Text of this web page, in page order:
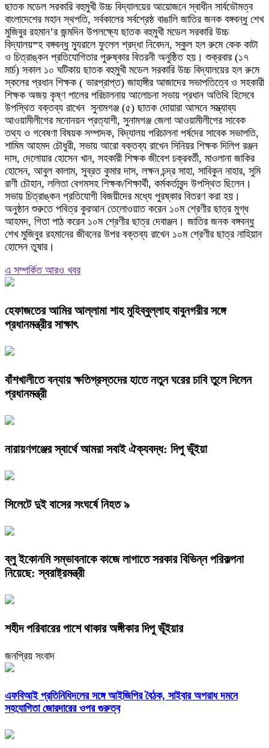
ছাতক মডেল সরকারি বহুমুখী উচ্চ বিদ্যালয়ের আয়োজনে স্বাধীন সার্বভৌমত্ব
বাংলাদেশের মহান স্থপতি, সর্বকালের সর্বশ্রেষ্ঠ বাঙালি জাতির জনক বঙ্গবন্ধু শেখ
মুজিবুর রহমান’র জন্মদিন উপলক্ষ্যে ছাতক বহুমুখী মডেল সরকারি উচ্চ
বিদ্যালয়স্হ বঙ্গবন্ধু ম্যুরালে ফুলেল শ্রদ্ধা নিবেদন, স্কুল হল রুমে কেক কাটা
ও চিত্রাঙ্কন প্রতিযোগিতার পুরুষ্কার বিতরনী অনুষ্ঠিত হয়। শুক্রবার (১৭
মার্চ) সকাল ১০ ঘটিকায় ছাতক বহুমুখী মডেল সরকারি উচ্চ বিদ্যালয়ের হল রুমে
স্কলের প্রধান শিক্ষক ( ভারপ্রাপ্ত) জাহাঙ্গীর আজাদের সভাপতিত্বে ও সহকারী
শিক্ষক অজয় কৃষ্ণ পালের পরিচালনায় আলোচনা সভায় প্রধান অতিথি হিসেবে
উপস্থিত বক্তব্য রাখেন সুনামগঞ্জ (৫) ছাতক দোয়ারা আসনে সম্ভ্যাব্য
আওয়ামীলীগের মনোনয়ন প্রত্যাশী, সুনামগঞ্জ জেলা আওয়ামীলীগের সাবেক
তথ্য ও গবেষণা বিষয়ক সম্পাদক, বিদ্যালয় পরিচালনা পর্ষদের সাবেক সভাপতি,
শামিম আহমদ চৌধুরী, সভায় আরো বক্তব্য রাখেন সিনিয়র শিক্ষক দিলিপ রঞ্জন
দাস, দেলোয়ার হোসেন খান, সহকারী শিক্ষক জীবেশ চক্রবর্তী, মাওলানা জাকির
হোসেন, আবুল কালাম, সুব্রত কুমার দাস, লক্ষন চন্দ্র সাহা, সাবিকুন নাহার, সুমি
রাণী চৌহান, ললিতা বেগমসহ শিক্ষক/শিক্ষার্থী, কর্মকর্তাবৃন্দ উপস্থিত ছিলেন।
সভায় চিত্রাঙ্কন প্রতিযোগী বিজয়ীদের মধ্যে পুরষ্কার বিতরণ করা হয়।
অনুষ্ঠান শুরুতে পবিত্র কুরআন তেলোওয়াত করেন ১০ম শ্রেণীর ছাত্র মুগ্ধ
আহমদ, গিতা পাঠ করেন ১০ম শ্রেণীর ছাত্র দেবাঞ্জন। জাতির জনক বঙ্গবন্ধু
শেখ মুজিবুর রহমানের জীবনের উপর বক্তব্য রাখেন ১০ম শ্রেণীর ছাত্র নাহিয়ান
হোসেন তুষার।
এ সম্পর্কিত আরও খবর
হেফাজতের আমির আল্লামা শাহ মুহিব্বুল্লাহ বাবুনগরীর সঙ্গে
প্রধানমন্ত্রীর সাক্ষাৎ
বাঁশখালীতে বন্যায় ক্ষতিগ্রস্তদের হাতে নতুন ঘরের চাবি তুলে দিলেন
প্রধানমন্ত্রী
নারায়ণগঞ্জের স্বার্থে আমরা সবাই ঐক্যবদ্ধ: দিপু ভূঁইয়া
সিলেটে দুই বাসের সংঘর্ষে নিহত ৯
ব্লু ইকোনমি সম্ভাবনাকে কাজে লাগাতে সরকার বিভিন্ন পরিকল্পনা
নিয়েছে: স্বরাষ্ট্রমন্ত্রী
শহীদ পরিবারের পাশে থাকার অঙ্গীকার দিপু ভূঁইয়ার
জনপ্রিয় সংবাদ
এফবিআই প্রতিনিধিদলের সঙ্গে আইজিপির বৈঠক, সাইবার অপরাধ দমনে
সহযোগিতা জোরদারের ওপর গুরুত্ব